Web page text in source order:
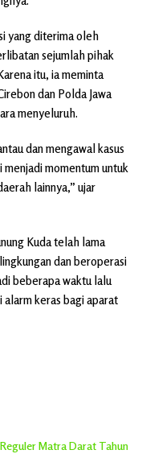
yang diterima oleh
sejumlah pihak
itu, ia meminta
dan Polda Jawa
menyeluruh.
dan mengawal kasus
menjadi momentum untuk
lainnya,” ujar
Kuda telah lama
dan beroperasi
beberapa waktu lalu
alarm keras bagi aparat
Matra Darat Tahun